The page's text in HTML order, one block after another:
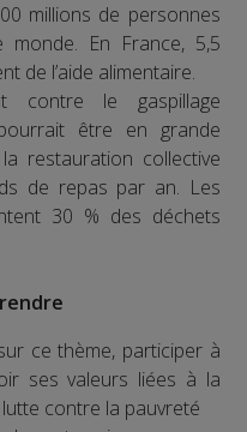
millions de personnes
monde. En France, 5,5
de l’aide alimentaire.
contre le gaspillage
être en grande
restauration collective
de repas par an. Les
30 % des déchets
ce thème, participer à
ses valeurs liées à la
contre la pauvreté